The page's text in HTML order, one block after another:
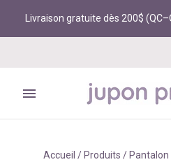
Livraison gratuite dès 200$
Accueil / Produits / Pantalon